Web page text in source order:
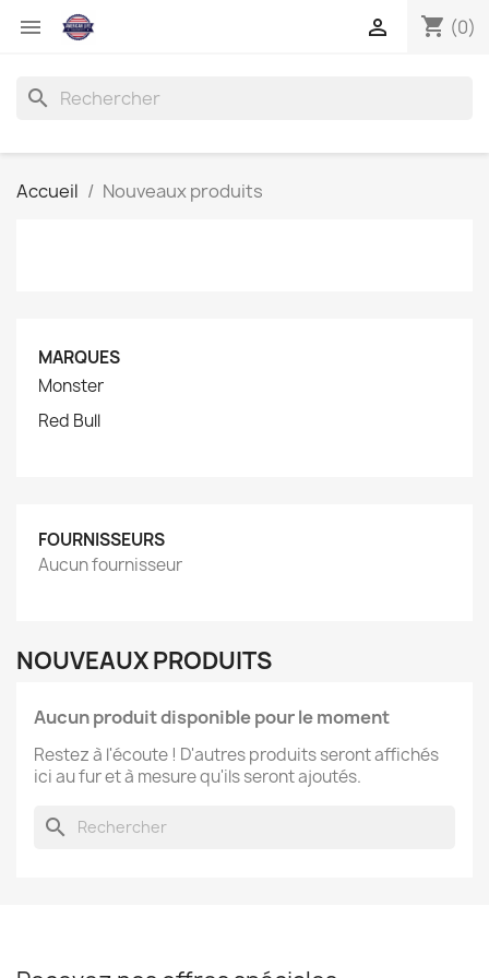
 shopping_cart (0)

search
Accueil Nouveaux produits
MARQUES
Monster
Red Bull
FOURNISSEURS
Aucun fournisseur
NOUVEAUX PRODUITS
Aucun produit disponible pour le moment
Restez à l'écoute ! D'autres produits seront affichés
ici au fur et à mesure qu'ils seront ajoutés.
search